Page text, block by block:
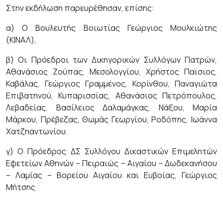
Στην εκδήλωση παρευρέθησαν, επίσης:
α) Ο Βουλευτής Βοιωτίας Γεώργιος Μουλκιώτης
(ΚΙΝΑΛ),
β) Οι Πρόεδροι των Δικηγορικών Συλλόγων Πατρών,
Αθανάσιος Ζούπας, Μεσολογγίου, Χρήστος Παϊσιος,
Καβάλας, Γεώργιος Γραμμένος, Κορίνθου, Παναγιώτα
Επιβατηνού, Κυπαρισσίας, Αθανάσιος Πετρόπουλος,
Λεβαδείας, Βασίλειος Δαλαμάγκας, Νάξου, Μαρία
Μάρκου, Πρέβεζας, Θωμάς Γεωργίου, Ροδόπης, Ιωάννα
Χατζηαντωνίου.
γ) Ο Πρόεδρος ΔΣ Συλλόγου Δικαστικών Επιμελητών
Εφετείων Αθηνών – Πειραιώς – Αιγαίου – Δωδεκανήσου
– Λαμίας – Βορείου Αιγαίου και Ευβοίας, Γεώργιος
Μήτσης